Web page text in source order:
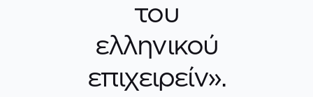
του
ελληνικού
επιχειρείν».